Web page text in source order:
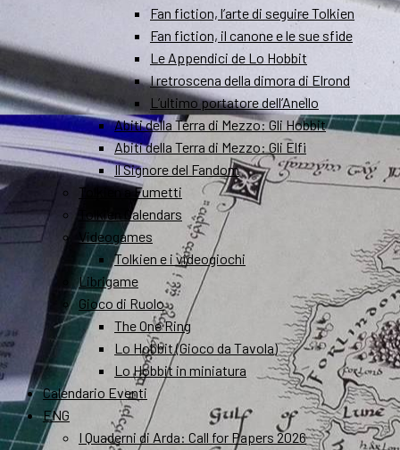
Fan fiction, l’arte di seguire Tolkien
Fan fiction, il canone e le sue sfide
Le Appendici de Lo Hobbit
I retroscena della dimora di Elrond
L’ultimo portatore dell’Anello
Abiti della Terra di Mezzo: Gli Hobbit
Abiti della Terra di Mezzo: Gli Elfi
Il Signore del Fandom
Tolkien a Fumetti
Tolkien Calendars
Videogames
Tolkien e i videogiochi
Librigame
Gioco di Ruolo
The One Ring
Lo Hobbit (Gioco da Tavola)
Lo Hobbit in miniatura
Calendario Eventi
ENG
I Quaderni di Arda: Call for Papers 2026